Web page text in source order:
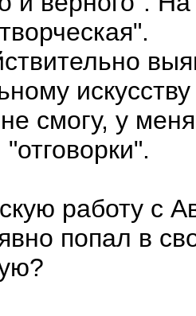
смогу, у
работу с
попал в